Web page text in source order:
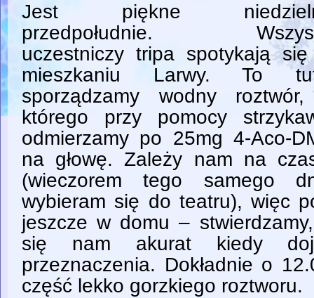
Jest piękne
przedpołudnie.
uczestniczy tripa spotykają
mieszkaniu Larwy. To
sporządzamy wodny
którego przy pomocy
odmierzamy po 25mg 4-Aco-
na głowę. Zależy nam na
(wieczorem tego samego
wybieram się do teatru), więc
jeszcze w domu –
się nam akurat kiedy
przeznaczenia. Dokładnie o
część lekko gorzkiego roztworu.